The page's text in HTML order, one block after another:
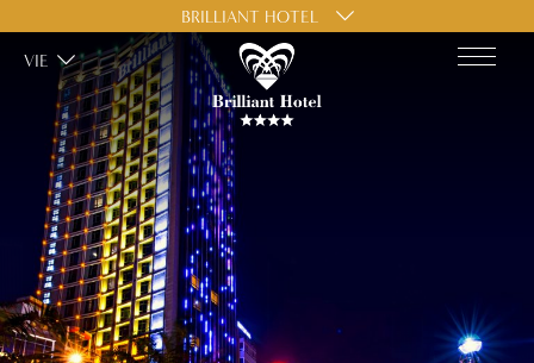
VIE
BRILLIANT HOTEL